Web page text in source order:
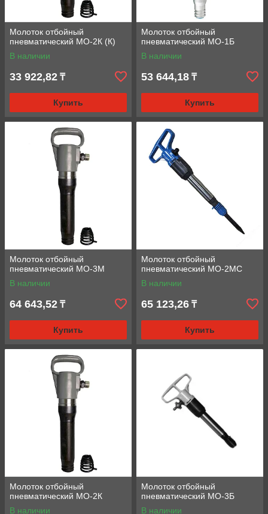
Молоток отбойный
пневматический МО-2К (К)
В наличии
33 922,82 ₸
Купить
Молоток отбойный
пневматический МО-1Б
В наличии
53 644,18 ₸
Купить
Молоток отбойный
пневматический МО-3М
В наличии
64 643,52 ₸
Купить
Молоток отбойный
пневматический МО-2МС
В наличии
65 123,26 ₸
Купить
Молоток отбойный
пневматический МО-2К
В наличии
Молоток отбойный
пневматический МО-3Б
В наличии